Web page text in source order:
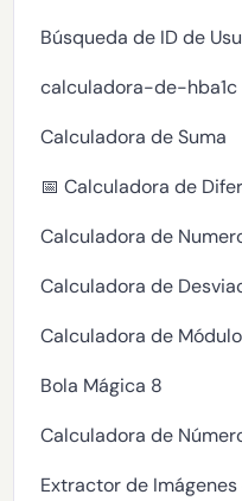
Búsqueda de ID de
calculadora-de-hba1c
Calculadora de Suma
📅 Calculadora de
Calculadora de
Calculadora de
Calculadora de Módulo
Bola Mágica 8
Calculadora de
Extractor de